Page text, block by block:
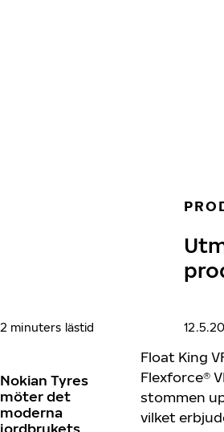
2 minuters lästid
Nokian Tyres
möter det
moderna
jordbrukets
Float King
Flexforce®
stommen
vilket